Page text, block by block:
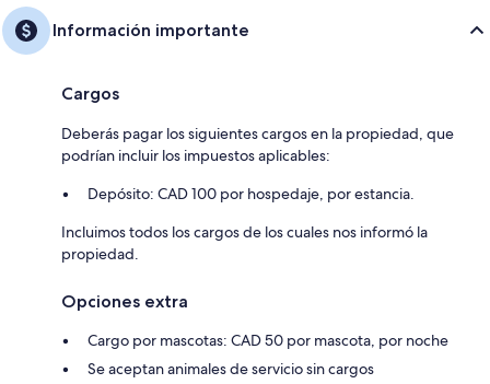
Información importante
Cargos
Deberás pagar los siguientes cargos en la propiedad, que
podrían incluir los impuestos aplicables:
Depósito: CAD 100 por hospedaje, por estancia.
Incluimos todos los cargos de los cuales nos informó la
propiedad.
Opciones extra
Cargo por mascotas: CAD 50 por mascota, por noche
Se aceptan animales de servicio sin cargos